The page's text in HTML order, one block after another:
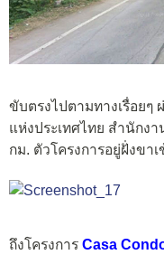
ขับตรงไปตามทางเรื่อยๆ
แห่งประเทศไทย สำนักง
กม. ตัวโครงการอยู่ฝั่งขาเ
ถึงโครงการ Casa